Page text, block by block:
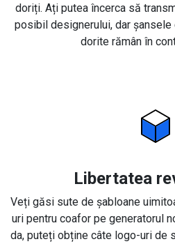
doriți. Ați putea încerca să
posibil designerului, dar
dorite rămân în
Libertatea
Veți găsi sute de șabloane
uri pentru coafor pe generatorul
da, puteți obține câte logo-uri de